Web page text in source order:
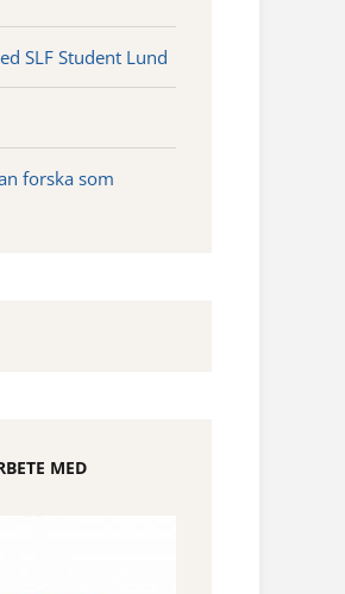
SLF Student Lund
forska som
MED